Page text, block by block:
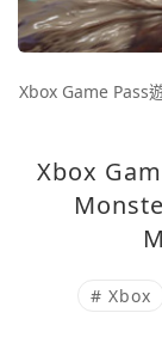
Xbox Game Pass
Xbox
# Xbox